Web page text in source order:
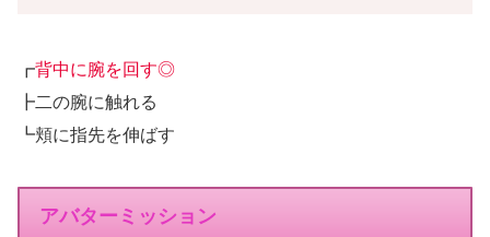
┏背中に腕を回す◎
┣二の腕に触れる
┗頬に指先を伸ばす
アバターミッション